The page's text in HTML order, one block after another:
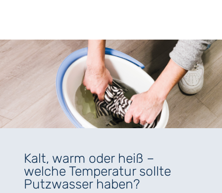
Kalt, warm oder heiß –
welche Temperatur sollte
Putzwasser haben?